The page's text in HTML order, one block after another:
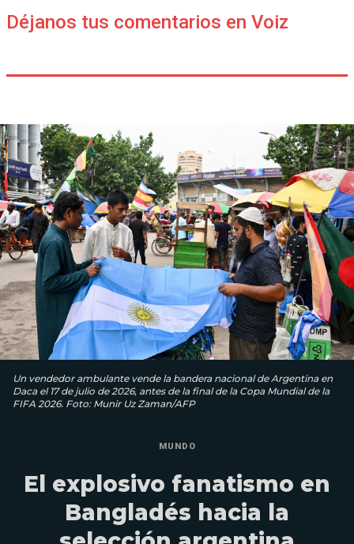
Déjanos tus comentarios en Voiz
Un vendedor ambulante vende la bandera nacional de Argentina en
Daca el 17 de julio de 2026, antes de la final de la Copa Mundial de la
FIFA 2026. Foto: Munir Uz Zaman/AFP
MUNDO
El explosivo fanatismo en
Bangladés hacia la